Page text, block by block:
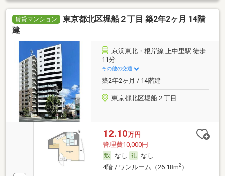
賃貸マンション
東京都北区堀船２丁目 築2年2ヶ月 14階
建
京浜東北・根岸線 上中里駅 徒歩
11分
その他の交通
築2年2ヶ月 / 14階建
東京都北区堀船２丁目
12.10万円
管理費10,000円
なし
なし
4階 / ワンルーム（26.18m2）